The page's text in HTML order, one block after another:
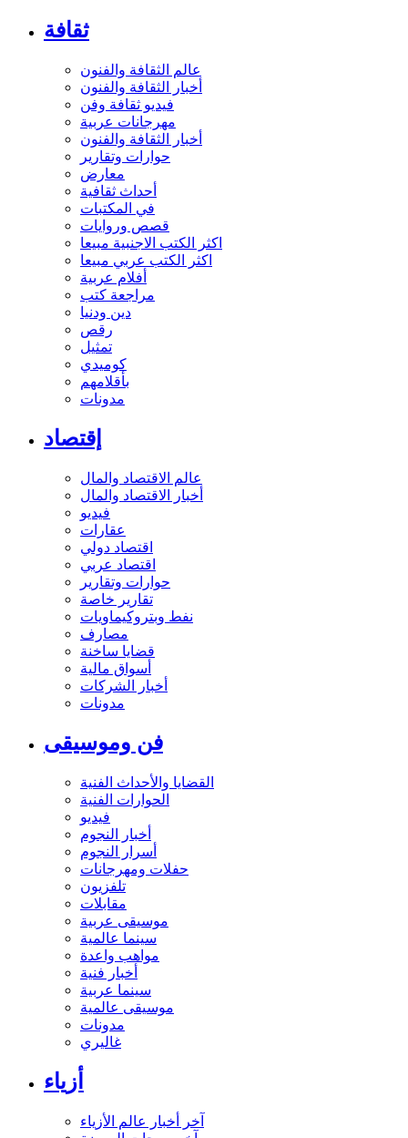
ثقافة
عالم الثقافة والفنون
أخبار الثقافة والفنون
فيديو ثقافة وفن
مهرجانات عربية
أخبار الثقافة والفنون
حوارات وتقارير
معارض
أحداث ثقافية
في المكتبات
قصص وروايات
اكثر الكتب الاجنبية مبيعا
اكثر الكتب عربي مبيعا
أفلام عربية
مراجعة كتب
دين ودنيا
رقص
تمثيل
كوميدي
بأقلامهم
مدونات
إقتصاد
عالم الاقتصاد والمال
أخبار الاقتصاد والمال
فيديو
عقارات
اقتصاد دولي
اقتصاد عربي
حوارات وتقارير
تقارير خاصة
نفط وبتروكيماويات
مصارف
قضايا ساخنة
أسواق مالية
أخبار الشركات
مدونات
فن وموسيقى
القضايا والأحداث الفنية
الحوارات الفنية
فيديو
أخبار النجوم
أسرار النجوم
حفلات ومهرجانات
تلفزيون
مقابلات
موسيقى عربية
سينما عالمية
مواهب واعدة
أخبار فنية
سينما عربية
موسيقى عالمية
مدونات
غاليري
أزياء
آخر أخبار عالم الأزياء